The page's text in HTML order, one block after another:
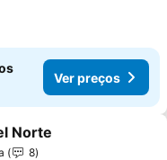
Ver preços
aos favoritos
Norte
8